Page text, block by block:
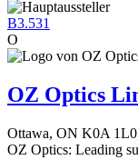
B3.531
O
OZ Optics
Ottawa, ON K0A
OZ Optics: Leading